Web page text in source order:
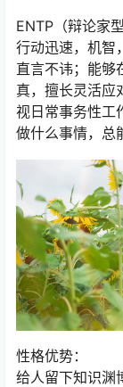
ENTP（辩论家
行动迅速，机智
直言不讳；能够
真，擅长灵活应
视日常事务性工
做什么事情，总
性格优势：
给人留下知识渊